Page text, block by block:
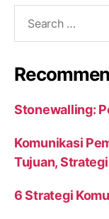
Stonewalling:
Komunikasi
Tujuan,
6 Strategi